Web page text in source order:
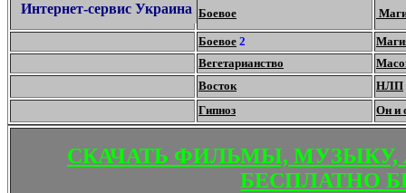
Интернет-сервис Украина Боевое
Боевое 2
Вегетарианство
Восток
НЛП
Гипноз
Он и
СКАЧАТЬ ФИЛЬМЫ,
БЕСПЛАТНО